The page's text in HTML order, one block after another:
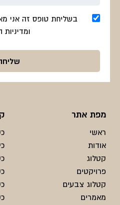
מפת אתר
ראשי
אודות
קטלוג
פרויקטים
קטלוג צבעים
מאמרים
בשליחת טופס זה אני